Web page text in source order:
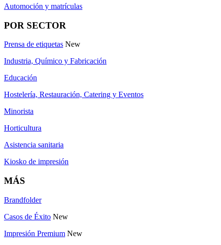
Automoción y matrículas
POR SECTOR
Prensa de etiquetas New
Industria, Químico y Fabricación
Educación
Hostelería, Restauración, Catering y Eventos
Minorista
Horticultura
Asistencia sanitaria
Kiosko de impresión
MÁS
Brandfolder
Casos de Éxito New
Impresión Premium New